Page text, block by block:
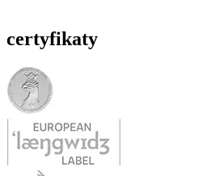
certyfikaty